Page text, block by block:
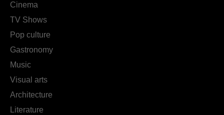
Cinema
TV Shows
Pop culture
Gastronomy
Music
Visual arts
Architecture
Literature